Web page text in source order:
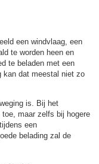
een windvlaag, een
te worden heen en
te beladen met een
kan dat meestal niet zo
is. Bij het
maar zelfs bij hogere
een
belading zal de